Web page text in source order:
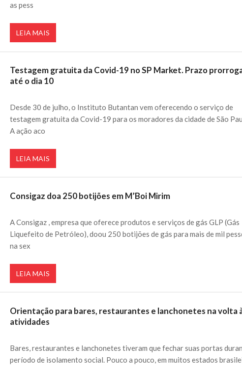
as pess
LEIA MAIS
Testagem gratuita da Covid-19 no SP Market. Prazo
até o dia 10
Desde 30 de julho, o Instituto Butantan vem oferecendo o serviço de
testagem gratuita da Covid-19 para os moradores da cidade de São
A ação aco
LEIA MAIS
Consigaz doa 250 botijões em M’Boi Mirim
A Consigaz , empresa que oferece produtos e serviços de gás GLP (Gás
Liquefeito de Petróleo), doou 250 botijões de gás para mais de mil
na sex
LEIA MAIS
Orientação para bares, restaurantes e lanchonetes na volta
atividades
Bares, restaurantes e lanchonetes tiveram que fechar suas portas
período de isolamento social. Pouco a pouco, em muitos estados